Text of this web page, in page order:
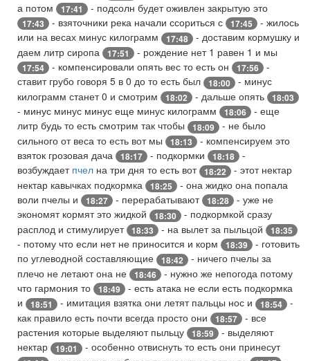
а потом
17:41 - подсолн будет оживлен закрытую это
17:43 - взяточники река начали ссориться с 17:45
- жилось
или на весах минус килограмм
17:48
- доставим кормушку и
даем литр сиропа
17:51 - рождение нет 1 равен 1 и мы
17:54 - компенсировали опять вес то есть он 17:56
-
ставит грубо говоря 5 в 0 до то есть был
18:00
- минус
килограмм станет 0 и смотрим
18:02 - дальше опять 18:03
- минус минус минус еще минус килограмм 18:06
- еще
литр будь то есть смотрим так чтобы
18:09
- не было
сильного от веса то есть вот мы
18:13
- компенсируем это
взяток грозовая дача
18:17 - подкормки 18:18
-
возбуждает пчел на три дня то есть вот 18:22
- этот нектар
нектар кавычках подкормка
18:25
- она жидко она попала
воли пчелы и
18:27 - перерабатывают 18:28
- уже не
экономят кормят это жидкой
18:30
- подкормкой сразу
расплод и стимулирует 18:33 - на вылет за пыльцой 18:35
- потому что если нет не приносится и корм 18:39
- готовить
по углеводной составляющие
18:42
- ничего пчелы за
плечо не летают она не
18:46
- нужно же непогода потому
что гармония то
18:49
- есть атака не если есть подкормка
и
18:51 - имитация взятка они летят пальцы нос и 18:54
-
как правило есть почти всегда просто они
18:57
- все
растения которые выделяют пыльцу
18:59
- выделяют
нектар
19:01 - особенно отвиснуть то есть они принесут